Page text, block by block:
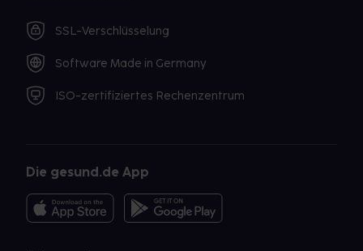
SSL-Verschlüsselung
Software Made in Germany
ISO-zertifiziertes Rechenzentrum
Die gesund.de App